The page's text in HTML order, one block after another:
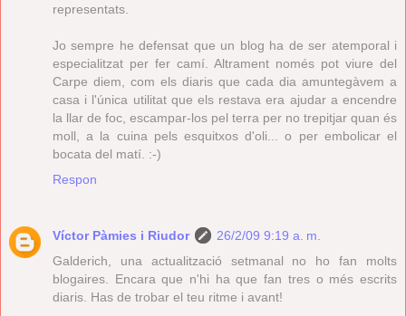
representats.
Jo sempre he defensat que un blog ha de ser atemporal i
especialitzat per fer camí. Altrament només pot viure del
Carpe diem, com els diaris que cada dia amuntegàvem a
casa i l'única utilitat que els restava era ajudar a encendre
la llar de foc, escampar-los pel terra per no trepitjar quan és
moll, a la cuina pels esquitxos d'oli... o per embolicar el
bocata del matí. :-)
Respon
Víctor Pàmies i Riudor
26/2/09 9:19 a. m.
Galderich, una actualització setmanal no ho fan molts
blogaires. Encara que n'hi ha que fan tres o més escrits
diaris. Has de trobar el teu ritme i avant!